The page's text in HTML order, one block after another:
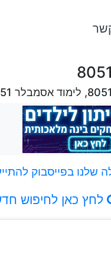
בפייסבוק
לחץ כאן לחיפוש